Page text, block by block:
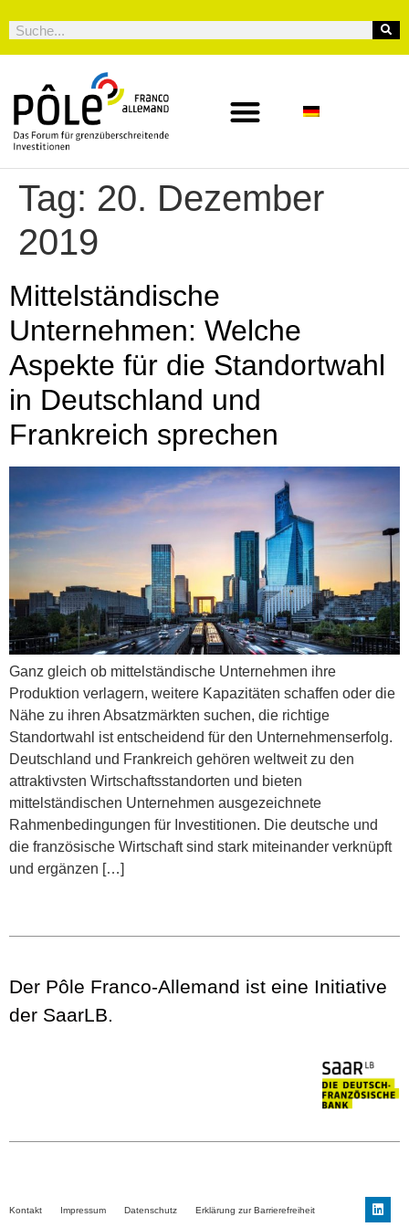
Tag: 20. Dezember
2019
Mittelständische
Unternehmen: Welche
Aspekte für die Standortwahl
in Deutschland und
Frankreich sprechen
Ganz gleich ob mittelständische Unternehmen ihre
Produktion verlagern, weitere Kapazitäten schaffen oder die
Nähe zu ihren Absatzmärkten suchen, die richtige
Standortwahl ist entscheidend für den Unternehmenserfolg.
Deutschland und Frankreich gehören weltweit zu den
attraktivsten Wirtschaftsstandorten und bieten
mittelständischen Unternehmen ausgezeichnete
Rahmenbedingungen für Investitionen. Die deutsche und
die französische Wirtschaft sind stark miteinander verknüpft
und ergänzen […]
Der Pôle Franco-Allemand ist eine Initiative
der SaarLB.
Kontakt Impressum Datenschutz Erklärung zur Barrierefreiheit